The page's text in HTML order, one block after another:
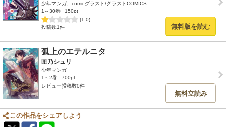
少年マンガ、comicグラスト/グラストCOMICS
1～30巻
150pt
(1.0)
投稿数1件
無料版を読む
弧上のエテルニタ
匣乃シュリ
少年マンガ
1～2巻
700pt
レビュー投稿数0件
無料立読み
この作品をシェアしよう